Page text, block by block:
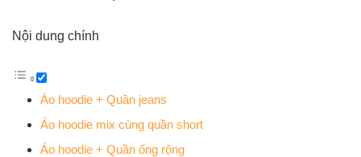
Nội dung chính
Áo hoodie + Quần jeans
Áo hoodie mix cùng quần short
Áo hoodie + Quần ống rộng